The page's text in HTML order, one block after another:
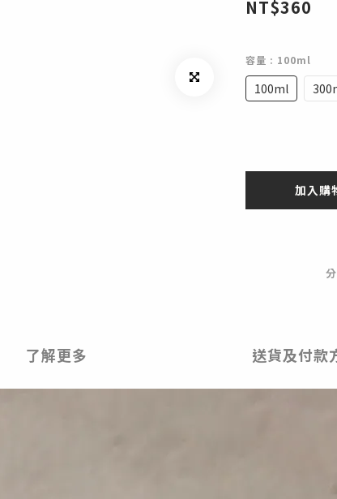
NT$360
容量 : 100ml
100ml
加入購
了解更多 送貨及付款